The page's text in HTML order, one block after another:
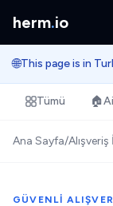
herm.io
🌐This page is in
Tümü 🏠
Ana Sayfa/Alışveriş
GÜVENLI